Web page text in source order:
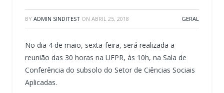
BY ADMIN SINDITEST ON ABRIL 25, 2018 GERAL
No dia 4 de maio, sexta-feira, será realizada a
reunião das 30 horas na UFPR, às 10h, na Sala de
Conferência do subsolo do Setor de Ciências Sociais
Aplicadas.